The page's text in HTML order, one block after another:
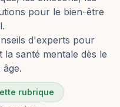
pour le bien-être
d'experts pour
santé mentale dès le
âge.
rubrique